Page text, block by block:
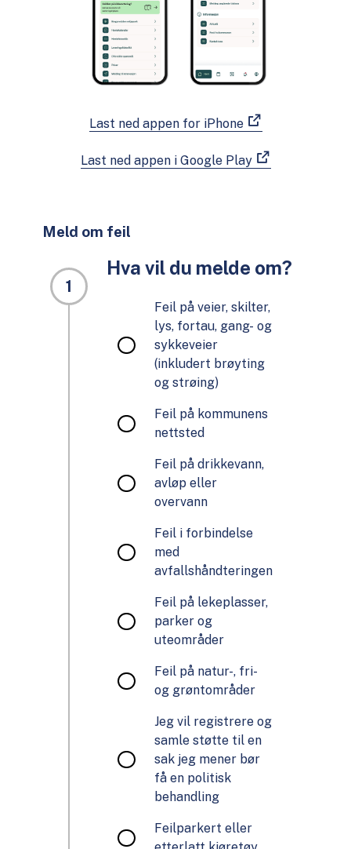
Last ned appen for iPhone
Last ned appen i Google Play
Meld om feil
Steg 1 Hva vil du melde om?
Hva vil du melde om?
Feil på veier, skilter,
lys, fortau, gang- og
sykkeveier
(inkludert brøyting
og strøing)
Feil på kommunens
nettsted
Feil på drikkevann,
avløp eller
overvann
Feil i forbindelse
med
avfallshåndteringen
Feil på lekeplasser,
parker og
uteområder
Feil på natur-, fri-
og grøntområder
Jeg vil registrere og
samle støtte til en
sak jeg mener bør
få en politisk
behandling
Feilparkert eller